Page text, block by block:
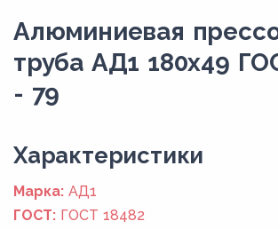
Алюминиевая
труба АД1 180x49
- 79
Xарактеристики
Марка: АД1
ГОСТ: ГОСТ 18482